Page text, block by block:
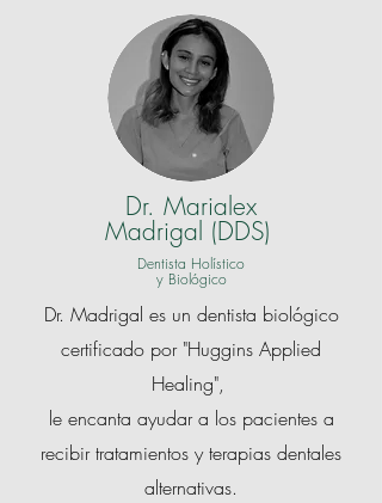
Dr. Marialex
Madrigal (DDS)
Dentista Holístico
y Biológico
Dr. Madrigal es un dentista biológico
certificado por "Huggins Applied
Healing",
le encanta ayudar a los pacientes a
recibir tratamientos y terapias dentales
alternativas.